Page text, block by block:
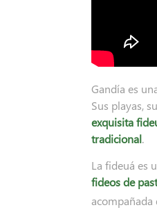
Gandía es
Sus playas,
exquisita
tradicional.
La fideuá es
fideos de
acompañada